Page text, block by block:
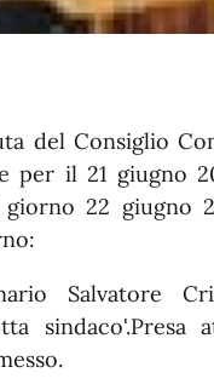
del Consiglio
per il 21 giugno
22 giugno
Salvatore
sindaco'.Presa